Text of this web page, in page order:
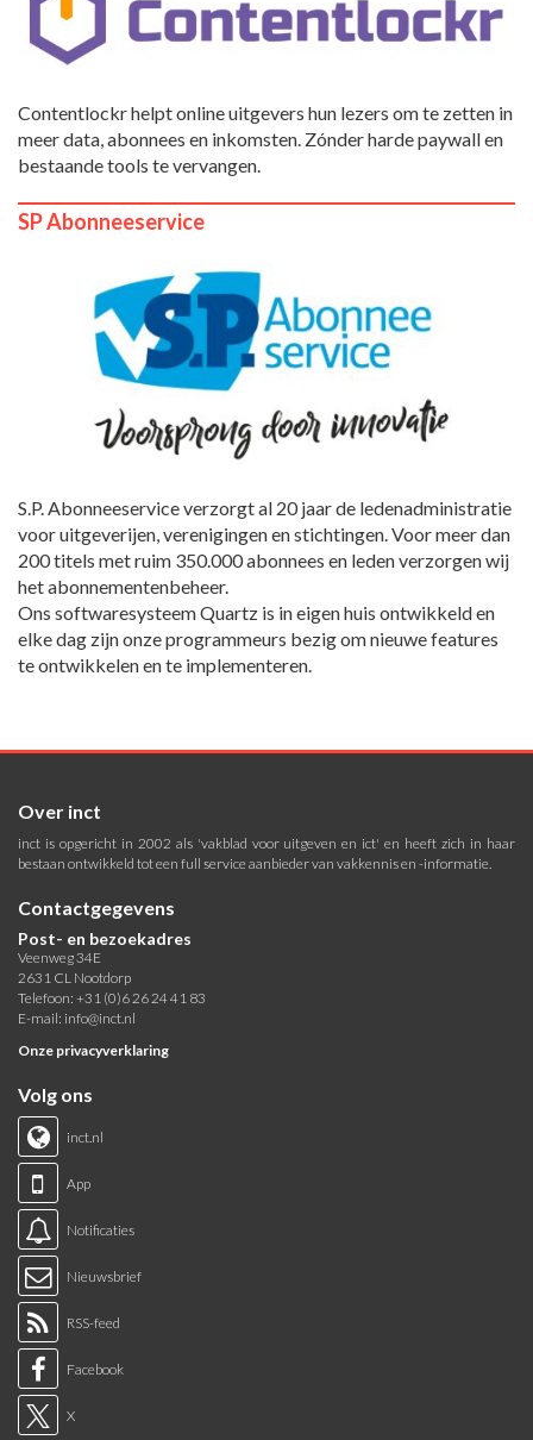
Contentlockr helpt online uitgevers hun lezers om te zetten in
meer data, abonnees en inkomsten. Zónder harde paywall en
bestaande tools te vervangen.
SP Abonneeservice
S.P. Abonneeservice verzorgt al 20 jaar de ledenadministratie
voor uitgeverijen, verenigingen en stichtingen. Voor meer dan
200 titels met ruim 350.000 abonnees en leden verzorgen wij
het abonnementenbeheer.
Ons softwaresysteem Quartz is in eigen huis ontwikkeld en
elke dag zijn onze programmeurs bezig om nieuwe features
te ontwikkelen en te implementeren.
Over inct
inct is opgericht in 2002 als 'vakblad voor uitgeven en ict' en heeft zich in haar
bestaan ontwikkeld tot een full service aanbieder van vakkennis en -informatie.
Contactgegevens
Post- en bezoekadres
Veenweg 34E
2631 CL Nootdorp
Telefoon: +31 (0)6 26 24 41 83
E-mail: info@inct.nl
Onze privacyverklaring
Volg ons
inct.nl
App
Notificaties
Nieuwsbrief
RSS-feed
Facebook
X